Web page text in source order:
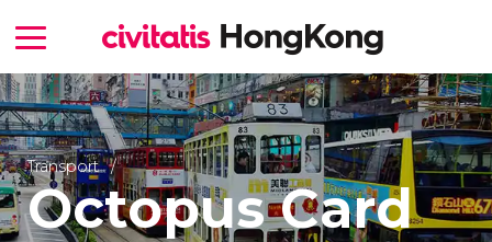
Transport
Octopus Card